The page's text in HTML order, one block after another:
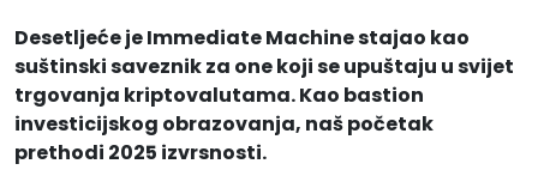
Desetljeće je Immediate Machine stajao kao
suštinski saveznik za one koji se upuštaju u svijet
trgovanja kriptovalutama. Kao bastion
investicijskog obrazovanja, naš početak
prethodi 2025 izvrsnosti.